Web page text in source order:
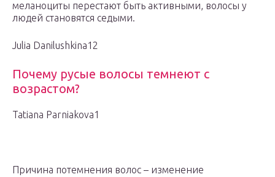
меланоциты перестают быть активными, волосы у
людей становятся седыми.
Julia Danilushkina12
Почему русые волосы темнеют с
возрастом?
Tatiana Parniakova1
Причина потемнения волос – изменение